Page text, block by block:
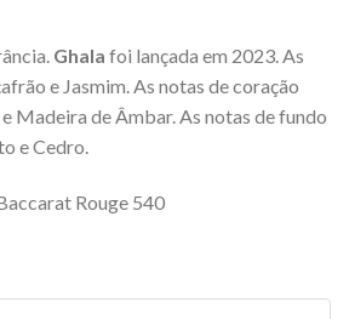
Ghala foi lançada em 2023. As
e Jasmim. As notas de coração
Madeira de Âmbar. As notas de fundo
e Cedro.
Rouge 540